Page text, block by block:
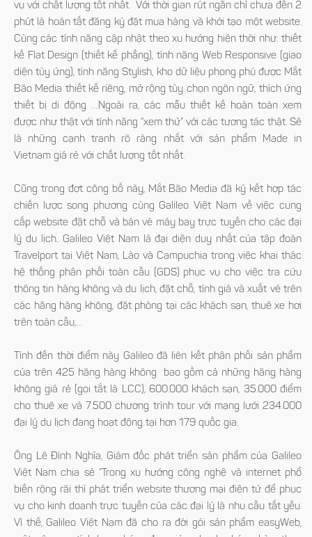
vụ với chất lượng tốt nhất. Với thời gian rút ngắn chỉ chưa đến 2
phút là hoàn tất đăng ký đặt mua hàng và khởi tạo một website.
Cùng các tính năng cập nhật theo xu hướng hiện thời như: thiết
kế Flat Design (thiết kế phẳng), tính năng Web Responsive (giao
diện tùy ứng), tính năng Stylish, kho dữ liệu phong phú được Mắt
Bão Media thiết kế riêng, mở rộng tùy chọn ngôn ngữ, thích ứng
thiết bị di động ….Ngoài ra, các mẫu thiết kế hoàn toàn xem
được như thật với tính năng “xem thử” với các tương tác thật. Sẽ
là những cạnh tranh rõ ràng nhất với sản phẩm Made in
Vietnam giá rẻ với chất lượng tốt nhất.
Cũng trong đợt công bố này, Mắt Bão Media đã ký kết hợp tác
chiến lược song phương cùng Galileo Việt Nam về việc cung
cấp website đặt chỗ và bán vé máy bay trực tuyến cho các đại
lý du lịch.. Galileo Việt Nam là đại diện duy nhất của tập đoàn
Travelport tại Việt Nam, Lào và Campuchia trong việc khai thác
hệ thống phân phối toàn cầu (GDS) phục vụ cho việc tra cứu
thông tin hàng không và du lịch, đặt chỗ, tính giá và xuất vé trên
các hãng hàng không, đặt phòng tại các khách sạn, thuê xe hơi
trên toàn cầu,…
Tính đến thời điểm này Galileo đã liên kết phân phối sản phẩm
của trên 425 hãng hàng không bao gồm cả những hãng hàng
không giá rẻ (gọi tắt là LCC), 600.000 khách sạn, 35.000 điểm
cho thuê xe và 7.500 chương trình tour với mạng lưới 234.000
đại lý du lịch đang hoạt động tại hơn 179 quốc gia.
Ông Lê Đình Nghĩa, Giám đốc phát triển sản phẩm của Galileo
Việt Nam chia sẻ “Trong xu hướng công nghệ và internet phổ
biến rộng rãi thì phát triển website thương mại điện tử để phục
vụ cho kinh doanh trực tuyến của các đại lý là nhu cầu tất yếu.
Vì thế, Galileo Việt Nam đã cho ra đời gói sản phẩm easyWeb,